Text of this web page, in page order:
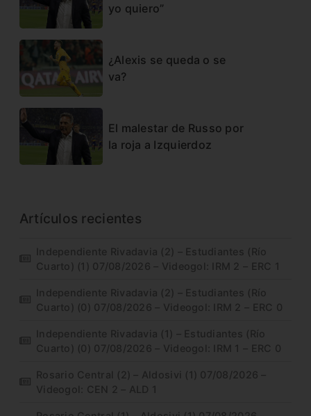
yo quiero”
¿Alexis se queda o se
va?
El malestar de Russo por
la roja a Izquierdoz
Artículos recientes
Independiente Rivadavia (2) – Estudiantes (Río
Cuarto) (1) 07/08/2026 – Videogol: IRM 2 – ERC 1
Independiente Rivadavia (2) – Estudiantes (Río
Cuarto) (0) 07/08/2026 – Videogol: IRM 2 – ERC 0
Independiente Rivadavia (1) – Estudiantes (Río
Cuarto) (0) 07/08/2026 – Videogol: IRM 1 – ERC 0
Rosario Central (2) – Aldosivi (1) 07/08/2026 –
Videogol: CEN 2 – ALD 1